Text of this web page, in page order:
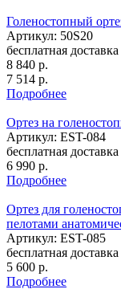
Голеностопный
Артикул: 50S20
бесплатная доставка
8 840 р.
7 514 р.
Подробнее
Ортез на
Артикул: EST-084
бесплатная доставка
6 990 р.
Подробнее
Ортез для
пелотами
Артикул: EST-085
бесплатная доставка
5 600 р.
Подробнее